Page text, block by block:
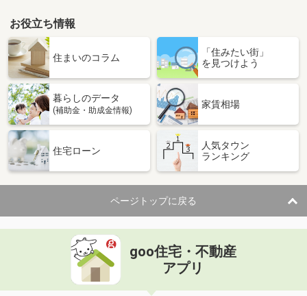
お役立ち情報
住まいのコラム
「住みたい街」
を見つけよう
暮らしのデータ
(補助金・助成金情報)
家賃相場
住宅ローン
人気タウン
ランキング
ページトップに戻る
goo住宅・不動産
アプリ